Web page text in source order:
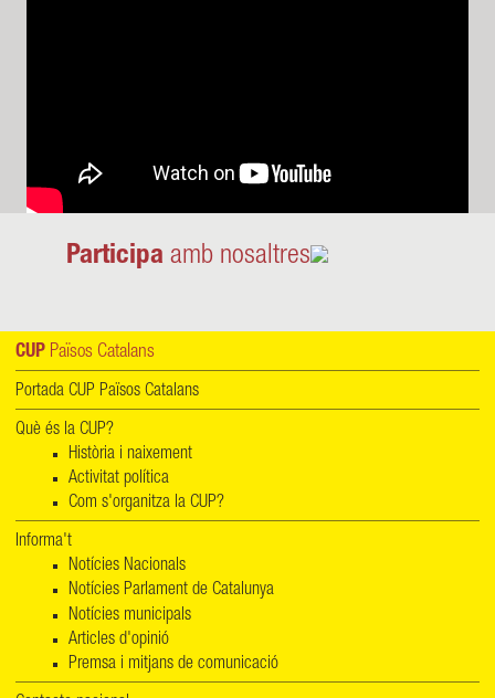
Participa amb nosaltres
CUP Països Catalans
Portada CUP Països Catalans
Què és la CUP?
Història i naixement
Activitat política
Com s'organitza la CUP?
Informa't
Notícies Nacionals
Notícies Parlament de Catalunya
Notícies municipals
Articles d'opinió
Premsa i mitjans de comunicació